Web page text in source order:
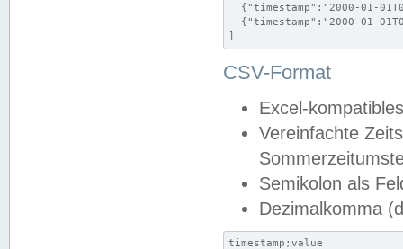
{"timestamp":"2000-01-
{"timestamp":"2000-01-
]
CSV-Format
Excel-
Vereinfachte
Semikolon als
Dezimalkomma
timestamp;value